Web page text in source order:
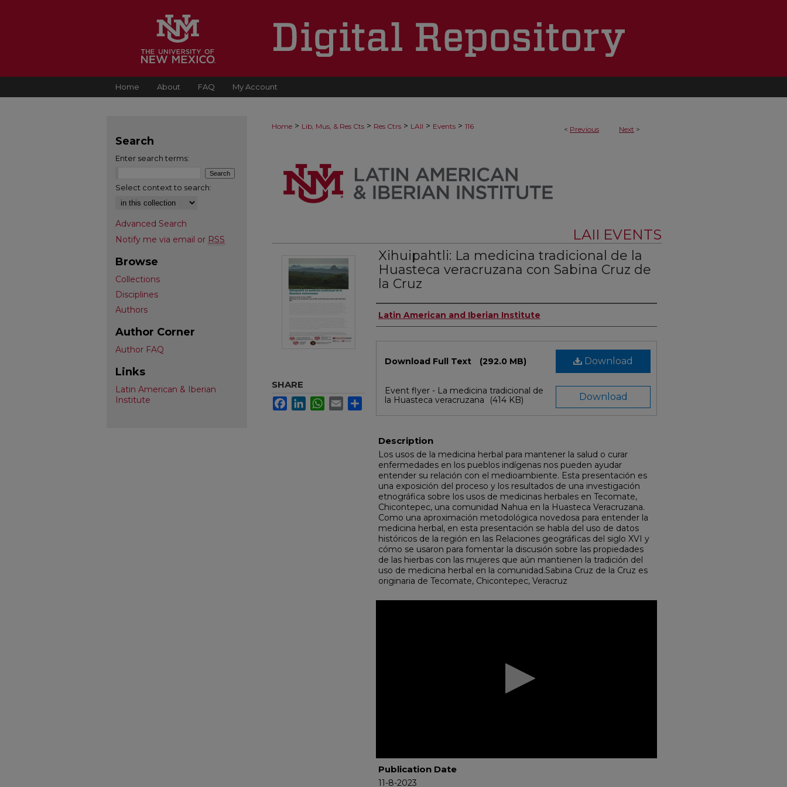
Home About FAQ My Account
< Previous Next >
Home > Lib, Mus, & Res Cts > Res Ctrs > LAII > Events > 116
LAII EVENTS
Xihuipahtli: La medicina tradicional de la
Huasteca veracruzana con Sabina Cruz de
la Cruz
Authors
Latin American and Iberian Institute
Download
Download Full Text (292.0 MB)
Download
Event flyer - La medicina tradicional de
la Huasteca veracruzana
(414 KB)
Description
Los usos de la medicina herbal para mantener la salud o curar
enfermedades en los pueblos indígenas nos pueden ayudar
entender su relación con el medioambiente. Esta presentación es
una exposición del proceso y los resultados de una investigación
etnográfica sobre los usos de medicinas herbales en Tecomate,
Chicontepec, una comunidad Nahua en la Huasteca Veracruzana.
Como una aproximación metodológica novedosa para entender la
medicina herbal, en esta presentación se habla del uso de datos
históricos de la región en las Relaciones geográficas del siglo XVI y
cómo se usaron para fomentar la discusión sobre las propiedades
de las hierbas con las mujeres que aún mantienen la tradición del
uso de medicina herbal en la comunidad.Sabina Cruz de la Cruz es
originaria de Tecomate, Chicontepec, Veracruz
Publication Date
11-8-2023
SHARE
FacebookLinkedInWhatsApp
Email
Search
Enter search terms:
Select context to search:
Advanced Search
Notify me via email or RSS
Browse
Collections
Disciplines
Authors
Author Corner
Author FAQ
Links
Latin American & Iberian
Institute